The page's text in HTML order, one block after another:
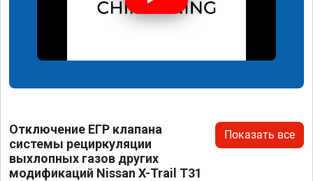
Отключение ЕГР клапана
системы рециркуляции
выхлопных газов других
модификаций Nissan X-Trail T31
Показать все